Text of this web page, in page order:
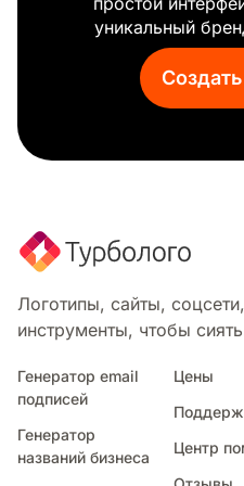
Мохито
Кондитерские изделия
Красный бык
Соус
Клубника
Тако
Веганская еда
Овощи
Индийская кухня
Суп
уникальный
Логотипы, сайты,
инструменты, чтобы
Генератор email
подписей
Генератор
названий бизнеса
Цены
Центр